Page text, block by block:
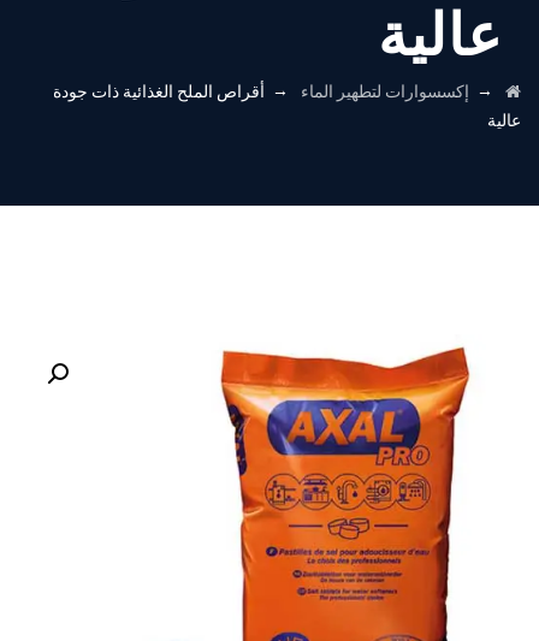
عالية
→ إكسسوارات لتطهير الماء → أقراص الملح الغذائية ذات جودة
عالية